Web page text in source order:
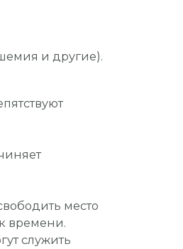
и другие).
место
времени.
служить